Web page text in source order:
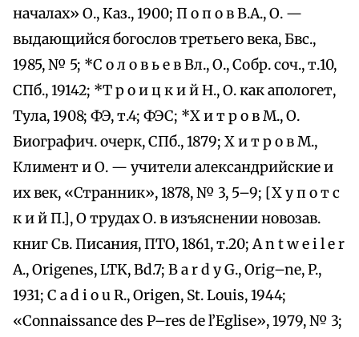
началах» О., Каз., 1900; П о п о в В.А., О. —
выдающийся богослов третьего века, Бвс.,
1985, № 5; *С о л о в ь е в Вл., О., Собр. соч., т.10,
СПб., 19142; *Т р о и ц к и й Н., О. как апологет,
Тула, 1908; ФЭ, т.4; ФЭС; *Х и т р о в М., О.
Биографич. очерк, СПб., 1879; Х и т р о в М.,
Климент и О. — учители александрийские и
их век, «Странник», 1878, № 3, 5–9; [Х у п о т с
к и й П.], О трудах О. в изъяснении новозав.
книг Св. Писания, ПТО, 1861, т.20; A n t w e i l e r
A., Origenes, LTK, Bd.7; B a r d y G., Orig–ne, P.,
1931; C a d i o u R., Origen, St. Louis, 1944;
«Connaissance des P–res de l’Eglise», 1979, № 3;